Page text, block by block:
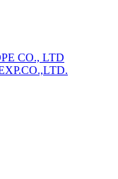
CO., LTD